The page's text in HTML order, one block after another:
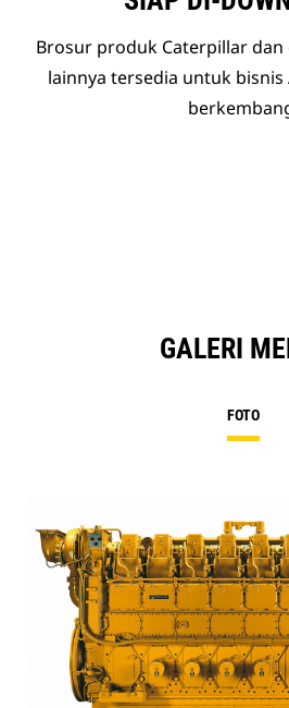
Brosur produk Caterpillar
lainnya tersedia untuk bisnis
GALERI
FOTO